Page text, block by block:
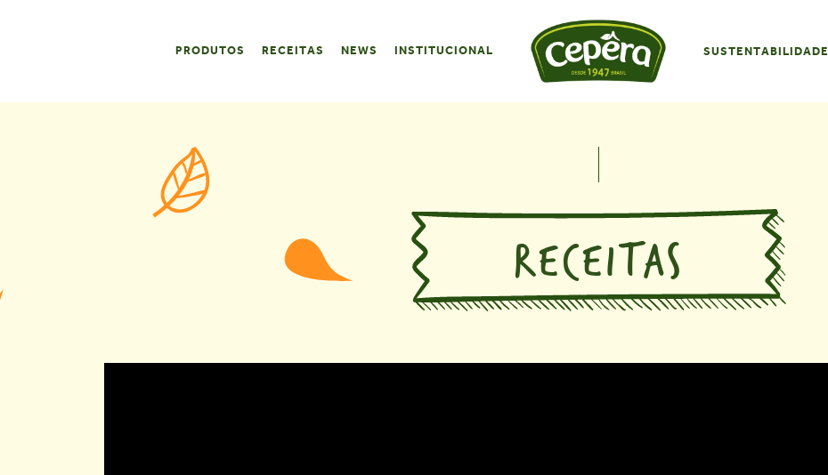
PRODUTOS RECEITAS NEWS INSTITUCIONAL SUSTENTABILIDADE
RECEITAS